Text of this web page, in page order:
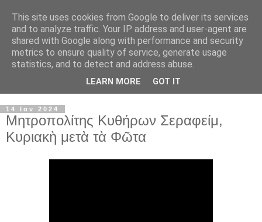
14 Ιαν 2024
Μητροπολίτης Κυθήρων Σεραφείμ,
Κυριακὴ μετὰ τὰ Φῶτα
This site uses cookies from Google to deliver its services
and to analyze traffic. Your IP address and user-agent are
shared with Google along with performance and security
metrics to ensure quality of service, generate usage
statistics, and to detect and address abuse.
LEARN MORE GOT IT